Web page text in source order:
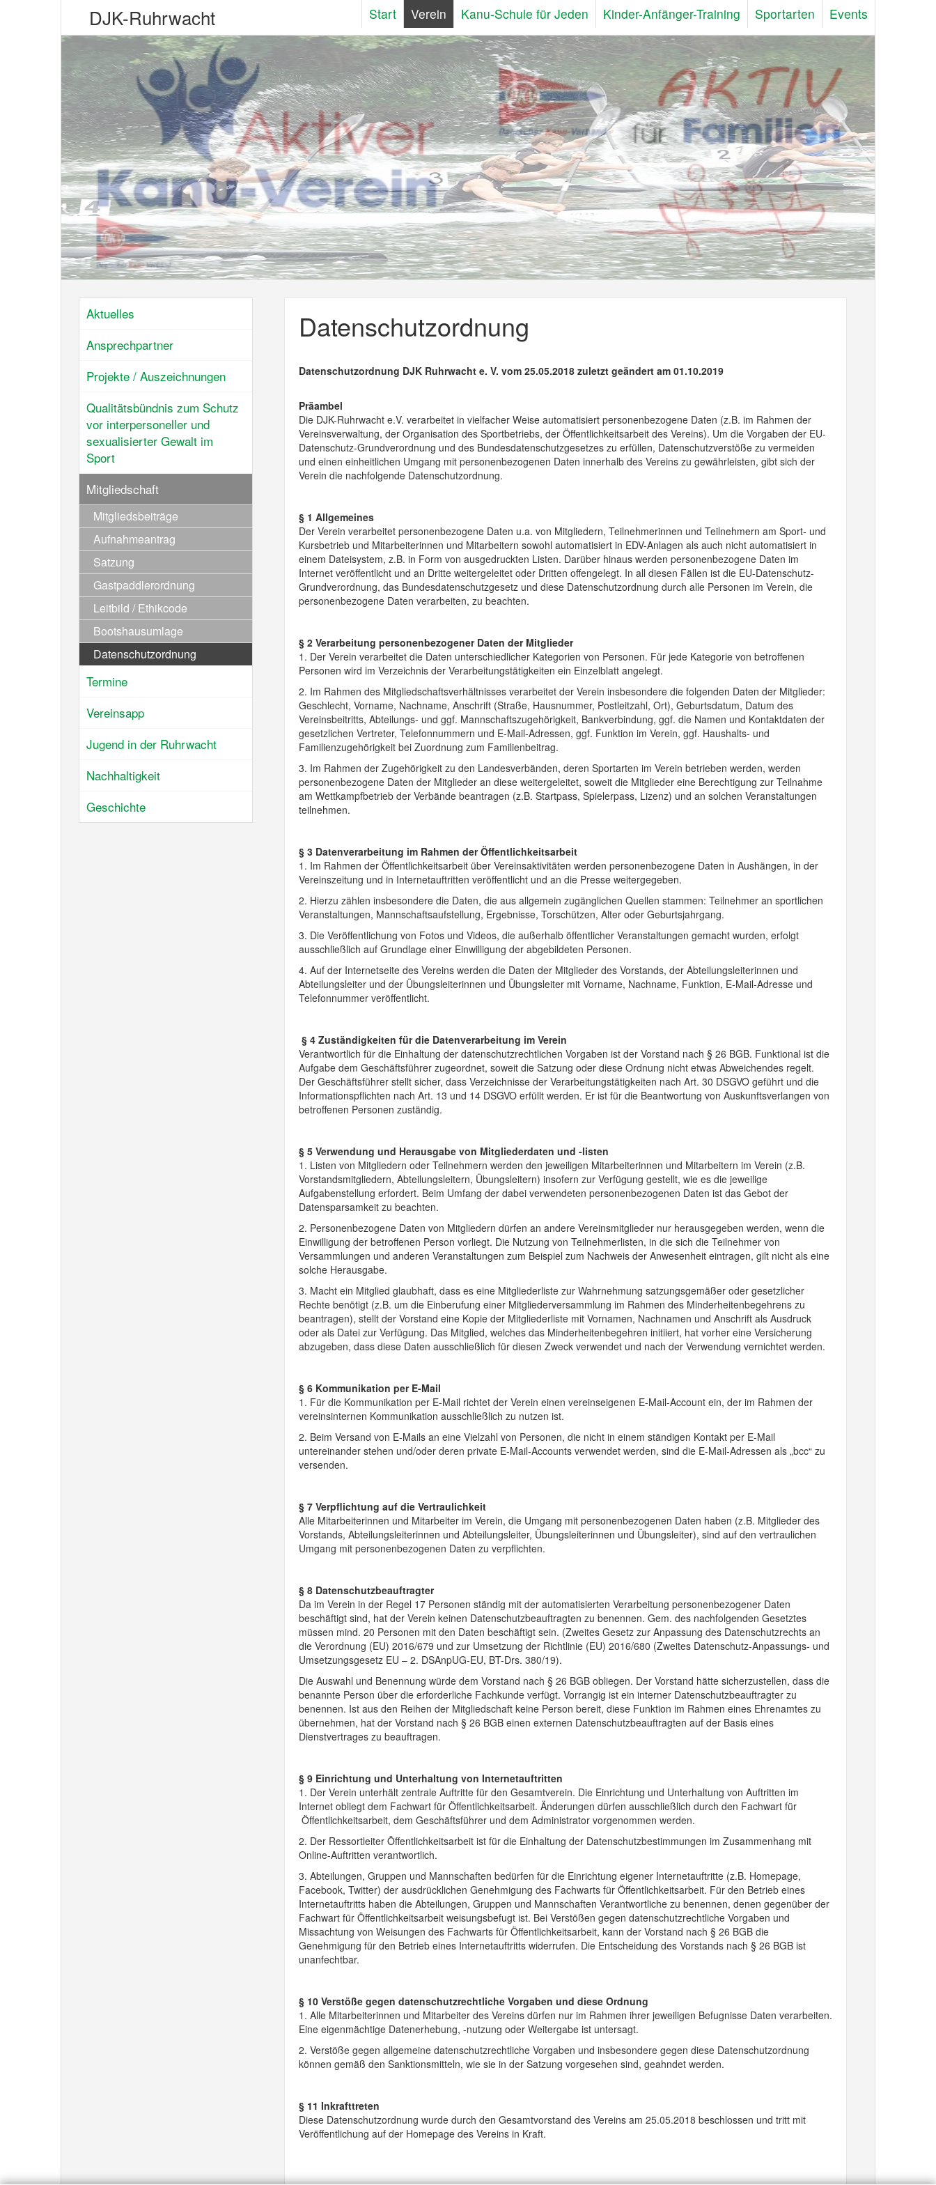
DJK-Ruhrwacht Start Verein Kanu-Schule für Jeden Kinder-Anfänger-Training Sportarten Events
Aktuelles
Ansprechpartner
Projekte / Auszeichnungen
Qualitätsbündnis zum Schutz
vor interpersoneller und
sexualisierter Gewalt im
Sport
Mitgliedschaft
Mitgliedsbeiträge
Aufnahmeantrag
Satzung
Gastpaddlerordnung
Leitbild / Ethikcode
Bootshausumlage
Datenschutzordnung
Termine
Vereinsapp
Jugend in der Ruhrwacht
Nachhaltigkeit
Geschichte
Datenschutzordnung
Datenschutzordnung DJK Ruhrwacht e. V. vom 25.05.2018 zuletzt geändert am 01.10.2019
Präambel
Die DJK-Ruhrwacht e.V. verarbeitet in vielfacher Weise automatisiert personenbezogene Daten (z.B. im Rahmen der
Vereinsverwaltung, der Organisation des Sportbetriebs, der Öffentlichkeitsarbeit des Vereins). Um die Vorgaben der EU-
Datenschutz-Grundverordnung und des Bundesdatenschutzgesetzes zu erfüllen, Datenschutzverstöße zu vermeiden
und einen einheitlichen Umgang mit personenbezogenen Daten innerhalb des Vereins zu gewährleisten, gibt sich der
Verein die nachfolgende Datenschutzordnung.
§ 1 Allgemeines
Der Verein verarbeitet personenbezogene Daten u.a. von Mitgliedern, Teilnehmerinnen und Teilnehmern am Sport- und
Kursbetrieb und Mitarbeiterinnen und Mitarbeitern sowohl automatisiert in EDV-Anlagen als auch nicht automatisiert in
einem Dateisystem, z.B. in Form von ausgedruckten Listen. Darüber hinaus werden personenbezogene Daten im
Internet veröffentlicht und an Dritte weitergeleitet oder Dritten offengelegt. In all diesen Fällen ist die EU-Datenschutz-
Grundverordnung, das Bundesdatenschutzgesetz und diese Datenschutzordnung durch alle Personen im Verein, die
personenbezogene Daten verarbeiten, zu beachten.
§ 2 Verarbeitung personenbezogener Daten der Mitglieder
1. Der Verein verarbeitet die Daten unterschiedlicher Kategorien von Personen. Für jede Kategorie von betroffenen
Personen wird im Verzeichnis der Verarbeitungstätigkeiten ein Einzelblatt angelegt.
2. Im Rahmen des Mitgliedschaftsverhältnisses verarbeitet der Verein insbesondere die folgenden Daten der Mitglieder:
Geschlecht, Vorname, Nachname, Anschrift (Straße, Hausnummer, Postleitzahl, Ort), Geburtsdatum, Datum des
Vereinsbeitritts, Abteilungs- und ggf. Mannschaftszugehörigkeit, Bankverbindung, ggf. die Namen und Kontaktdaten der
gesetzlichen Vertreter, Telefonnummern und E-Mail-Adressen, ggf. Funktion im Verein, ggf. Haushalts- und
Familienzugehörigkeit bei Zuordnung zum Familienbeitrag.
3. Im Rahmen der Zugehörigkeit zu den Landesverbänden, deren Sportarten im Verein betrieben werden, werden
personenbezogene Daten der Mitglieder an diese weitergeleitet, soweit die Mitglieder eine Berechtigung zur Teilnahme
am Wettkampfbetrieb der Verbände beantragen (z.B. Startpass, Spielerpass, Lizenz) und an solchen Veranstaltungen
teilnehmen.
§ 3 Datenverarbeitung im Rahmen der Öffentlichkeitsarbeit
1. Im Rahmen der Öffentlichkeitsarbeit über Vereinsaktivitäten werden personenbezogene Daten in Aushängen, in der
Vereinszeitung und in Internetauftritten veröffentlicht und an die Presse weitergegeben.
2. Hierzu zählen insbesondere die Daten, die aus allgemein zugänglichen Quellen stammen: Teilnehmer an sportlichen
Veranstaltungen, Mannschaftsaufstellung, Ergebnisse, Torschützen, Alter oder Geburtsjahrgang.
3. Die Veröffentlichung von Fotos und Videos, die außerhalb öffentlicher Veranstaltungen gemacht wurden, erfolgt
ausschließlich auf Grundlage einer Einwilligung der abgebildeten Personen.
4. Auf der Internetseite des Vereins werden die Daten der Mitglieder des Vorstands, der Abteilungsleiterinnen und
Abteilungsleiter und der Übungsleiterinnen und Übungsleiter mit Vorname, Nachname, Funktion, E-Mail-Adresse und
Telefonnummer veröffentlicht.
§ 4 Zuständigkeiten für die Datenverarbeitung im Verein
Verantwortlich für die Einhaltung der datenschutzrechtlichen Vorgaben ist der Vorstand nach § 26 BGB. Funktional ist die
Aufgabe dem Geschäftsführer zugeordnet, soweit die Satzung oder diese Ordnung nicht etwas Abweichendes regelt.
Der Geschäftsführer stellt sicher, dass Verzeichnisse der Verarbeitungstätigkeiten nach Art. 30 DSGVO geführt und die
Informationspflichten nach Art. 13 und 14 DSGVO erfüllt werden. Er ist für die Beantwortung von Auskunftsverlangen von
betroffenen Personen zuständig.
§ 5 Verwendung und Herausgabe von Mitgliederdaten und -listen
1. Listen von Mitgliedern oder Teilnehmern werden den jeweiligen Mitarbeiterinnen und Mitarbeitern im Verein (z.B.
Vorstandsmitgliedern, Abteilungsleitern, Übungsleitern) insofern zur Verfügung gestellt, wie es die jeweilige
Aufgabenstellung erfordert. Beim Umfang der dabei verwendeten personenbezogenen Daten ist das Gebot der
Datensparsamkeit zu beachten.
2. Personenbezogene Daten von Mitgliedern dürfen an andere Vereinsmitglieder nur herausgegeben werden, wenn die
Einwilligung der betroffenen Person vorliegt. Die Nutzung von Teilnehmerlisten, in die sich die Teilnehmer von
Versammlungen und anderen Veranstaltungen zum Beispiel zum Nachweis der Anwesenheit eintragen, gilt nicht als eine
solche Herausgabe.
3. Macht ein Mitglied glaubhaft, dass es eine Mitgliederliste zur Wahrnehmung satzungsgemäßer oder gesetzlicher
Rechte benötigt (z.B. um die Einberufung einer Mitgliederversammlung im Rahmen des Minderheitenbegehrens zu
beantragen), stellt der Vorstand eine Kopie der Mitgliederliste mit Vornamen, Nachnamen und Anschrift als Ausdruck
oder als Datei zur Verfügung. Das Mitglied, welches das Minderheitenbegehren initiiert, hat vorher eine Versicherung
abzugeben, dass diese Daten ausschließlich für diesen Zweck verwendet und nach der Verwendung vernichtet werden.
§ 6 Kommunikation per E-Mail
1. Für die Kommunikation per E-Mail richtet der Verein einen vereinseigenen E-Mail-Account ein, der im Rahmen der
vereinsinternen Kommunikation ausschließlich zu nutzen ist.
2. Beim Versand von E-Mails an eine Vielzahl von Personen, die nicht in einem ständigen Kontakt per E-Mail
untereinander stehen und/oder deren private E-Mail-Accounts verwendet werden, sind die E-Mail-Adressen als „bcc“ zu
versenden.
§ 7 Verpflichtung auf die Vertraulichkeit
Alle Mitarbeiterinnen und Mitarbeiter im Verein, die Umgang mit personenbezogenen Daten haben (z.B. Mitglieder des
Vorstands, Abteilungsleiterinnen und Abteilungsleiter, Übungsleiterinnen und Übungsleiter), sind auf den vertraulichen
Umgang mit personenbezogenen Daten zu verpflichten.
§ 8 Datenschutzbeauftragter
Da im Verein in der Regel 17 Personen ständig mit der automatisierten Verarbeitung personenbezogener Daten
beschäftigt sind, hat der Verein keinen Datenschutzbeauftragten zu benennen. Gem. des nachfolgenden Gesetztes
müssen mind. 20 Personen mit den Daten beschäftigt sein. (Zweites Gesetz zur Anpassung des Datenschutzrechts an
die Verordnung (EU) 2016/679 und zur Umsetzung der Richtlinie (EU) 2016/680 (Zweites Datenschutz-Anpassungs- und
Umsetzungsgesetz EU – 2. DSAnpUG-EU, BT-Drs. 380/19).
Die Auswahl und Benennung würde dem Vorstand nach § 26 BGB obliegen. Der Vorstand hätte sicherzustellen, dass die
benannte Person über die erforderliche Fachkunde verfügt. Vorrangig ist ein interner Datenschutzbeauftragter zu
benennen. Ist aus den Reihen der Mitgliedschaft keine Person bereit, diese Funktion im Rahmen eines Ehrenamtes zu
übernehmen, hat der Vorstand nach § 26 BGB einen externen Datenschutzbeauftragten auf der Basis eines
Dienstvertrages zu beauftragen.
§ 9 Einrichtung und Unterhaltung von Internetauftritten
1. Der Verein unterhält zentrale Auftritte für den Gesamtverein. Die Einrichtung und Unterhaltung von Auftritten im
Internet obliegt dem Fachwart für Öffentlichkeitsarbeit. Änderungen dürfen ausschließlich durch den Fachwart für
Öffentlichkeitsarbeit, dem Geschäftsführer und dem Administrator vorgenommen werden.
2. Der Ressortleiter Öffentlichkeitsarbeit ist für die Einhaltung der Datenschutzbestimmungen im Zusammenhang mit
Online-Auftritten verantwortlich.
3. Abteilungen, Gruppen und Mannschaften bedürfen für die Einrichtung eigener Internetauftritte (z.B. Homepage,
Facebook, Twitter) der ausdrücklichen Genehmigung des Fachwarts für Öffentlichkeitsarbeit. Für den Betrieb eines
Internetauftritts haben die Abteilungen, Gruppen und Mannschaften Verantwortliche zu benennen, denen gegenüber der
Fachwart für Öffentlichkeitsarbeit weisungsbefugt ist. Bei Verstößen gegen datenschutzrechtliche Vorgaben und
Missachtung von Weisungen des Fachwarts für Öffentlichkeitsarbeit, kann der Vorstand nach § 26 BGB die
Genehmigung für den Betrieb eines Internetauftritts widerrufen. Die Entscheidung des Vorstands nach § 26 BGB ist
unanfechtbar.
§ 10 Verstöße gegen datenschutzrechtliche Vorgaben und diese Ordnung
1. Alle Mitarbeiterinnen und Mitarbeiter des Vereins dürfen nur im Rahmen ihrer jeweiligen Befugnisse Daten verarbeiten.
Eine eigenmächtige Datenerhebung, -nutzung oder Weitergabe ist untersagt.
2. Verstöße gegen allgemeine datenschutzrechtliche Vorgaben und insbesondere gegen diese Datenschutzordnung
können gemäß den Sanktionsmitteln, wie sie in der Satzung vorgesehen sind, geahndet werden.
§ 11 Inkrafttreten
Diese Datenschutzordnung wurde durch den Gesamtvorstand des Vereins am 25.05.2018 beschlossen und tritt mit
Veröffentlichung auf der Homepage des Vereins in Kraft.